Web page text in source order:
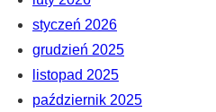
styczeń 2026
grudzień 2025
listopad 2025
październik 2025